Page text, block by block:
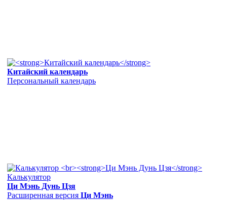
Китайский календарь
Персональный календарь
Калькулятор
Ци Мэнь Дунь Цзя
Расширенная версия Ци Мэнь